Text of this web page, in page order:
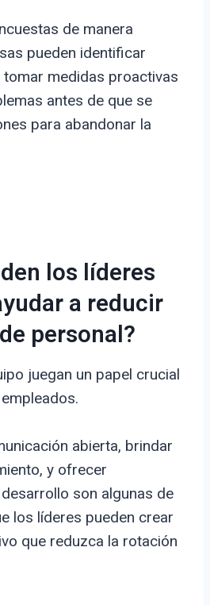
de manera
pueden identificar
medidas proactivas
antes de que se
para abandonar la
los líderes
a reducir
personal?
juegan un papel crucial
abierta, brindar
y ofrecer
son algunas de
los líderes pueden crear
que reduzca la rotación